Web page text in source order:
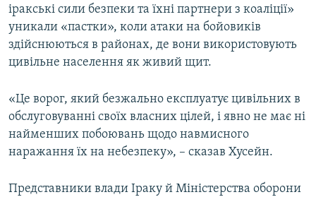
іракські сили безпеки та їхні партнери з коаліції»
уникали «пастки», коли атаки на бойовиків
здійснюються в районах, де вони використовують
цивільне населення як живий щит.
«Це ворог, який безжально експлуатує цивільних в
обслуговуванні своїх власних цілей, і явно не має ні
найменших побоювань щодо навмисного
наражання їх на небезпеку», – сказав Хусейн.
Представники влади Іраку й Міністерства оборони